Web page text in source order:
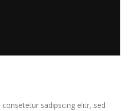
sadipscing elitr, sed